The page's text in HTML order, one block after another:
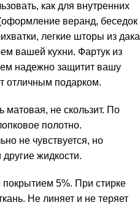
как для внутренних
веранд, беседок
легкие шторы из дака
вашей кухни. Фартук из
надежно защитит вашу
отличным подарком.
матовая, не скользит. По
полотно.
не чувствуется, но
другие жидкости.
5%. При стирке
Не линяет и не теряет